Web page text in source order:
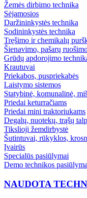
Žemės dirbimo technika
Sėjamosios
Daržininkystės technika
Sodininkystės technika
Tręšimo ir chemikalų
Šienavimo, pašarų
Grūdų apdorojimo
Krautuvai
Priekabos, puspriekabės
Laistymo sistemos
Statybinė, komunalinė,
Priedai keturračiams
Priedai mini traktoriukams
Degalų, nuotekų, trąšų
Tikslioji žemdirbystė
Šutintuvai, rūkyklos,
Įvairūs
Specialūs pasiūlymai
Demo technikos
NAUDOTA